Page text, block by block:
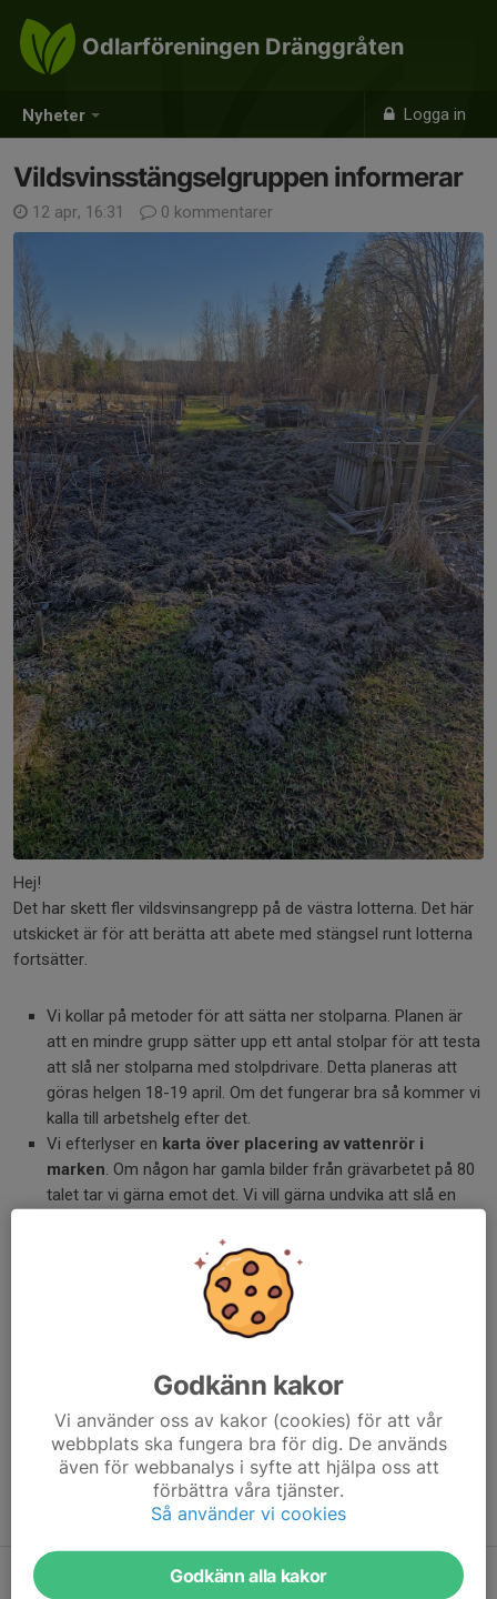
Nyheter Logga in
Odlarföreningen Dränggråten
Vildsvinsstängselgruppen informerar
12 apr, 16:31 0 kommentarer
Hej!
Det har skett fler vildsvinsangrepp på de västra lotterna. Det här
utskicket är för att berätta att abete med stängsel runt lotterna
fortsätter.
Vi kollar på metoder för att sätta ner stolparna. Planen är
att en mindre grupp sätter upp ett antal stolpar för att testa
att slå ner stolparna med stolpdrivare. Detta planeras att
göras helgen 18-19 april. Om det fungerar bra så kommer vi
kalla till arbetshelg efter det.
Vi efterlyser en karta över placering av vattenrör i
marken. Om någon har gamla bilder från grävarbetet på 80
talet tar vi gärna emot det. Vi vill gärna undvika att slå en
Kontakta Emilia (kassor@dranggraten.se) om ni har information
Tidigare nyheter
Odla med Maj-Lis
Godkänn kakor
Vi använder oss av kakor (cookies) för att vår
webbplats ska fungera bra för dig. De används
även för webbanalys i syfte att hjälpa oss att
förbättra våra tjänster.
Så använder vi cookies
Godkänn alla kakor